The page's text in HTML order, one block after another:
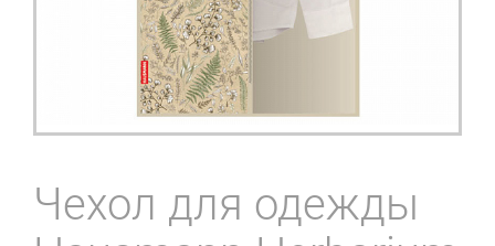
Чехол для одежды